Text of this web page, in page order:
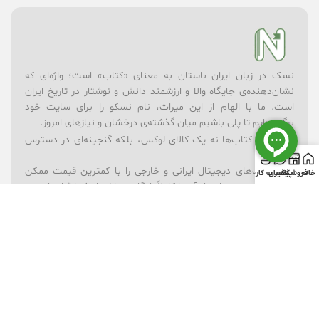
نسک در زبان ایران باستان به معنای «کتاب» است؛ واژه‌ای که
نشان‌دهنده‌ی جایگاه والا و ارزشمند دانش و نوشتار در تاریخ ایران
است. ما با الهام از این میراث، نام نسکو را برای سایت خود
برگزیده‌ایم تا پلی باشیم میان گذشته‌ی درخشان و نیازهای امروز.
در نسکو، کتاب‌ها نه یک کالای لوکس، بلکه گنجینه‌ای در دسترس
همه‌اند.
– ما کتاب‌های دیجیتال ایرانی و خارجی را با کمترین قیمت ممکن
ارائه می‌کنیم؛ بسیاری از آن‌ها کاملاً رایگان در اختیار شما قرار دارند.
خانهفروشگاهپیگیری
حساب کاربری